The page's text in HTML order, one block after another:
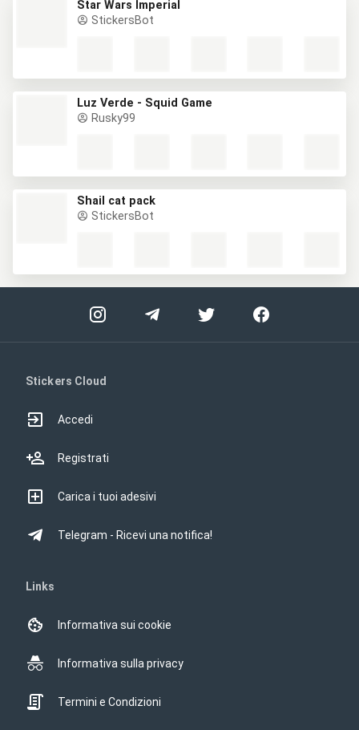
Star Wars Imperial
StickersBot
Luz Verde - Squid Game
Rusky99
Shail cat pack
StickersBot
Stickers Cloud
Accedi
Registrati
Carica i tuoi adesivi
Telegram - Ricevi una notifica!
Links
Informativa sui cookie
Informativa sulla privacy
Termini e Condizioni